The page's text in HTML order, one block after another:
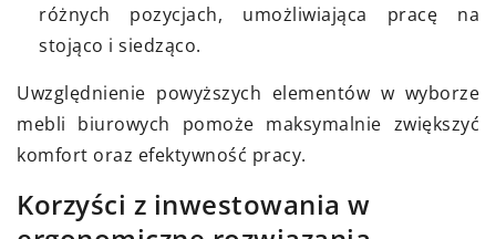
różnych pozycjach, umożliwiająca pracę na
stojąco i siedząco.
Uwzględnienie powyższych elementów w wyborze
mebli biurowych pomoże maksymalnie zwiększyć
komfort oraz efektywność pracy.
Korzyści z inwestowania w